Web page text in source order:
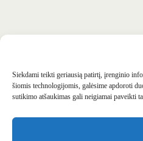
Siekdami teikti geriausią patirtį, įrenginio
šiomis technologijomis, galėsime apdoroti
sutikimo atšaukimas gali neigiamai paveikti